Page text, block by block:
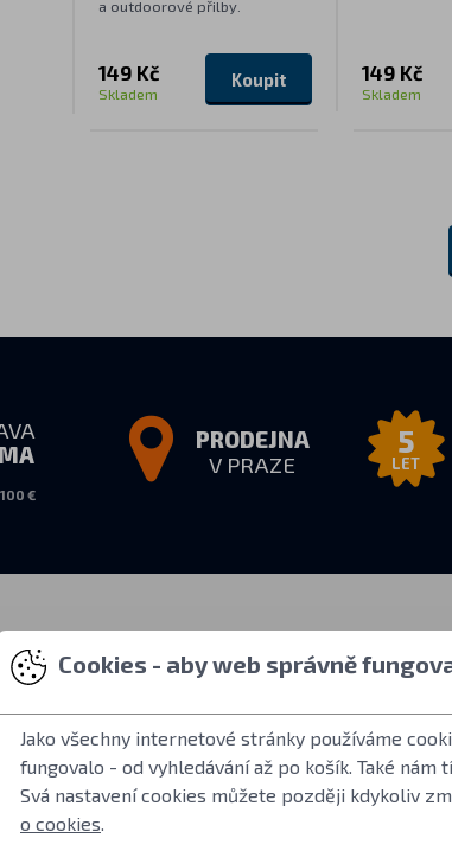
a outdoorové přilby.
149 Kč
Skladem
Koupit 149 Kč
Skladem
100 €
PRODEJNA
V PRAZE
5
LET
Osobní vyzvednutí
v prodejně na adrese
Římská 20
Praha 2
Vše o
Obchodní
Vrácení zboží
Záruční
Reklamace a
Cookies - aby web správně
Jako všechny internetové stránky používáme
fungovalo - od vyhledávání až po košík. Také
Svá nastavení cookies můžete později kdykoliv
o cookies.